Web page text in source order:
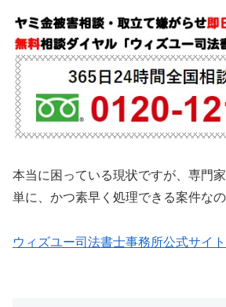
本当に困っている現状ですが、専門
単に、かつ素早く処理できる案件なの
ウィズユー司法書士事務所公式サイ